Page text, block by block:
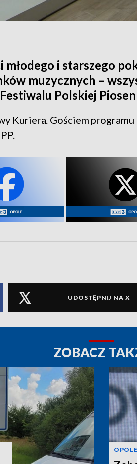
młodego i starszego
muzycznych –
Polskiej
Kuriera. Gościem programu
UDOSTĘPNIJ NA X
ZOBACZ
OPOLE